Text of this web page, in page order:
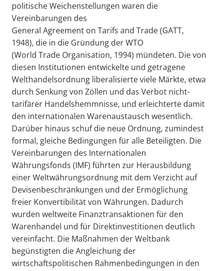
politische Weichenstellungen waren die
Vereinbarungen des
General Agreement on Tarifs and Trade (GATT,
1948), die in die Gründung der WTO
(World Trade Organisation, 1994) mündeten. Die von
diesen Institutionen entwickelte und getragene
Welthandelsordnung liberalisierte viele Märkte, etwa
durch Senkung von Zöllen und das Verbot nicht-
tarifärer Handelshemmnisse, und erleichterte damit
den internationalen Warenaustausch wesentlich.
Darüber hinaus schuf die neue Ordnung, zumindest
formal, gleiche Bedingungen für alle Beteiligten. Die
Vereinbarungen des Internationalen
Währungsfonds (IMF) führten zur Herausbildung
einer Weltwährungsordnung mit dem Verzicht auf
Devisenbeschränkungen und der Ermöglichung
freier Konvertibilität von Währungen. Dadurch
wurden weltweite Finanztransaktionen für den
Warenhandel und für Direktinvestitionen deutlich
vereinfacht. Die Maßnahmen der Weltbank
begünstigten die Angleichung der
wirtschaftspolitischen Rahmenbedingungen in den